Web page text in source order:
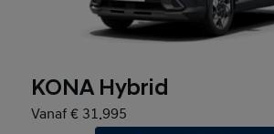
KONA Hybrid
Vanaf € 31.995